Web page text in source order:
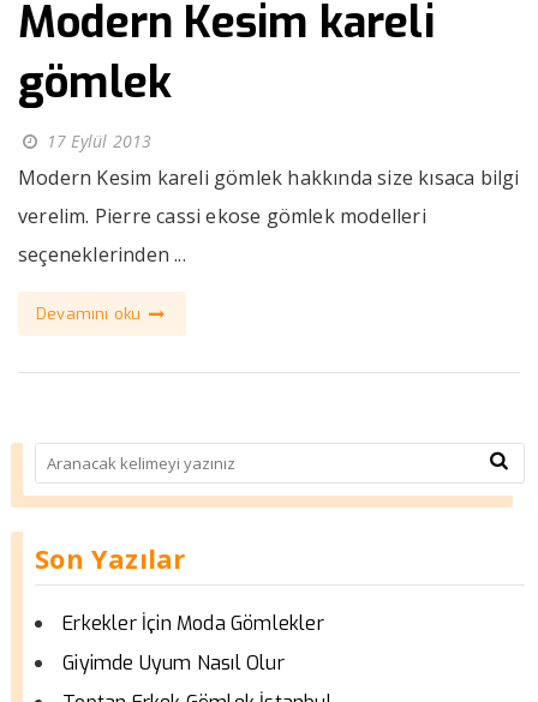
Modern Kesim kareli
gömlek
17 Eylül 2013
Modern Kesim kareli gömlek hakkında size kısaca bilgi
verelim. Pierre cassi ekose gömlek modelleri
seçeneklerinden ...
Devamını oku
Son Yazılar
Erkekler İçin Moda Gömlekler
Giyimde Uyum Nasıl Olur